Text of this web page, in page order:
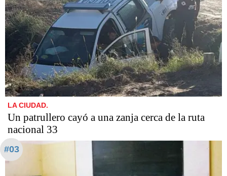
LA CIUDAD.
Un patrullero cayó a una zanja cerca de la ruta
nacional 33
#03